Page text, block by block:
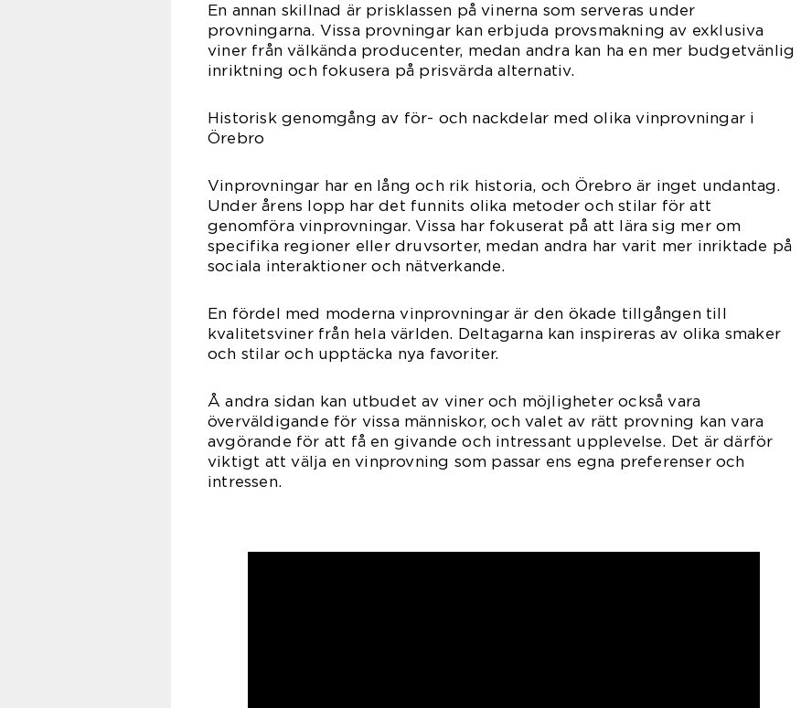
En annan skillnad är prisklassen på vinerna som serveras under
provningarna. Vissa provningar kan erbjuda provsmakning av exklusiva
viner från välkända producenter, medan andra kan ha en mer budgetvänlig
inriktning och fokusera på prisvärda alternativ.
Historisk genomgång av för- och nackdelar med olika vinprovningar i
Örebro
Vinprovningar har en lång och rik historia, och Örebro är inget undantag.
Under årens lopp har det funnits olika metoder och stilar för att
genomföra vinprovningar. Vissa har fokuserat på att lära sig mer om
specifika regioner eller druvsorter, medan andra har varit mer inriktade på
sociala interaktioner och nätverkande.
En fördel med moderna vinprovningar är den ökade tillgången till
kvalitetsviner från hela världen. Deltagarna kan inspireras av olika smaker
och stilar och upptäcka nya favoriter.
Å andra sidan kan utbudet av viner och möjligheter också vara
överväldigande för vissa människor, och valet av rätt provning kan vara
avgörande för att få en givande och intressant upplevelse. Det är därför
viktigt att välja en vinprovning som passar ens egna preferenser och
intressen.